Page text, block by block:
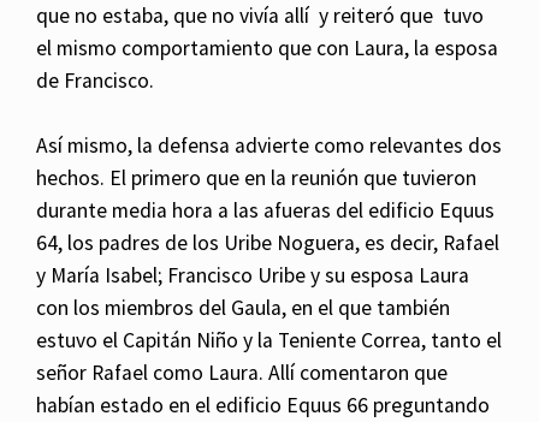
que no estaba, que no vivía allí y reiteró que tuvo
el mismo comportamiento que con Laura, la esposa
de Francisco.
Así mismo, la defensa advierte como relevantes dos
hechos. El primero que en la reunión que tuvieron
durante media hora a las afueras del edificio Equus
64, los padres de los Uribe Noguera, es decir, Rafael
y María Isabel; Francisco Uribe y su esposa Laura
con los miembros del Gaula, en el que también
estuvo el Capitán Niño y la Teniente Correa, tanto el
señor Rafael como Laura. Allí comentaron que
habían estado en el edificio Equus 66 preguntando